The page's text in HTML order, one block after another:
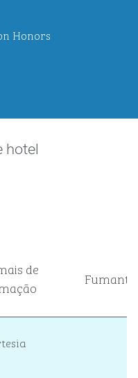
Honors
hotel
de